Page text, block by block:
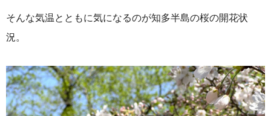
そんな気温とともに気になるのが知多半島の桜の開花状
況。